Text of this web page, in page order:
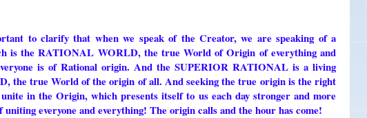
to clarify that when we speak of the Creator, we are speaking of a
is the RATIONAL WORLD, the true World of Origin of everything and
is of Rational origin. And the SUPERIOR RATIONAL is a living
the true World of the origin of all. And seeking the true origin is the right
in the Origin, which presents itself to us each day stronger and more
everyone and everything! The origin calls and the hour has come!